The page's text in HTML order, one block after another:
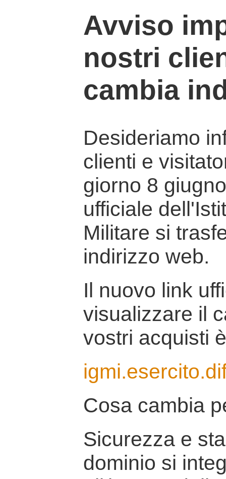
Avviso
nostri
cambia
Desideriamo
clienti e
giorno 8
ufficiale
Militare si
indirizzo web.
Il nuovo link
visualizzare il
vostri acquisti
Cosa cambia
Sicurezza e
dominio si